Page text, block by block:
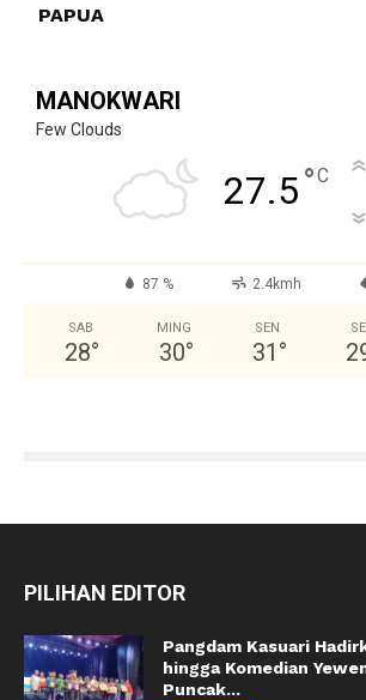
PAPUA
MANOKWARI
Few Clouds
27.5°C
87 % 2.4kmh
SAB
28°
MING
30°
SEN
31 °
PILIHAN EDITOR
Pangdam Kasuari
hingga Komedian
Puncak...